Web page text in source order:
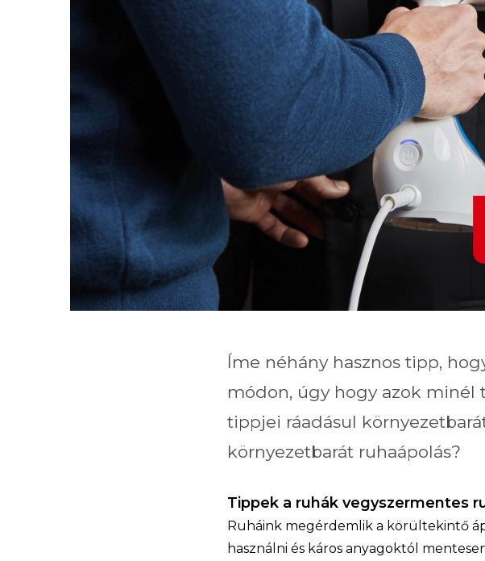
Íme néhány hasznos tipp,
módon, úgy hogy azok minél
tippjei ráadásul
környezetbarát ruhaápolás?
Tippek a ruhák vegyszermentes
Ruháink megérdemlik a körültekintő
használni és káros anyagoktól